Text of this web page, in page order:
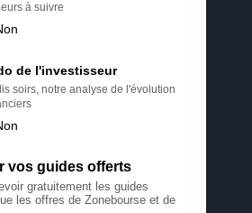
à suivre
de l'investisseur
soirs, notre analyse de l'évolution
vos guides offerts
gratuitement les guides
les offres de Zonebourse et de